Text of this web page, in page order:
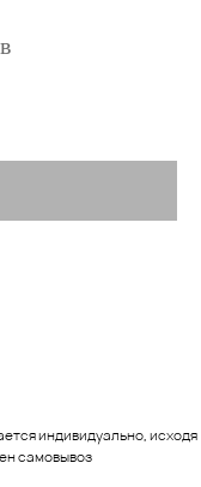
индивидуально, исходя
самовывоз